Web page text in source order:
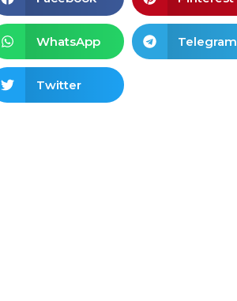
WhatsApp Telegram
Twitter